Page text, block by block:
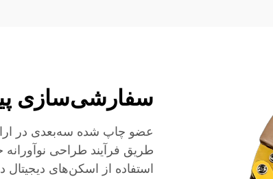
سفارشی‌سازی
عضو چاپ شده سه‌بعدی در
طریق فرآیند طراحی
استفاده از اسکن‌های دیجیتال